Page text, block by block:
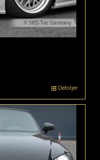
Detaljer